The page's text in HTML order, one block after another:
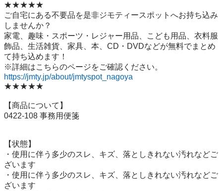
★★★★★
ご自宅にある不要品を是非ジモティースポットへお持ち込み
しませんか？
家電、趣味・スポーツ・レジャー用品、こども用品、衣料服
飾品、生活雑貨、家具、本、CD・DVDなどが無料でまとめ
て持ち込めます！
https://jmty.jp/about/jmtyspot_nagoya
★★★★★
【商品について】
0422-108 事務用便箋
【状態】
・使用に伴う多少のスレ、キズ、落としきれない汚れなどご
ざいます
・使用に伴う多少のスレ、キズ、落としきれない汚れなどご
ざいます